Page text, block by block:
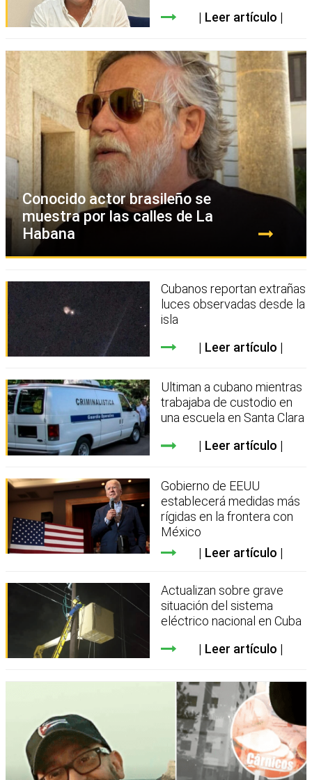
Leer artículo
Conocido actor brasileño se
muestra por las calles de La
Habana
Cubanos reportan extrañas
luces observadas desde la
isla
Leer artículo
Ultiman a cubano mientras
trabajaba de custodio en
una escuela en Santa Clara
Leer artículo
Gobierno de EEUU
establecerá medidas más
rígidas en la frontera con
México
Leer artículo
Actualizan sobre grave
situación del sistema
eléctrico nacional en Cuba
Leer artículo